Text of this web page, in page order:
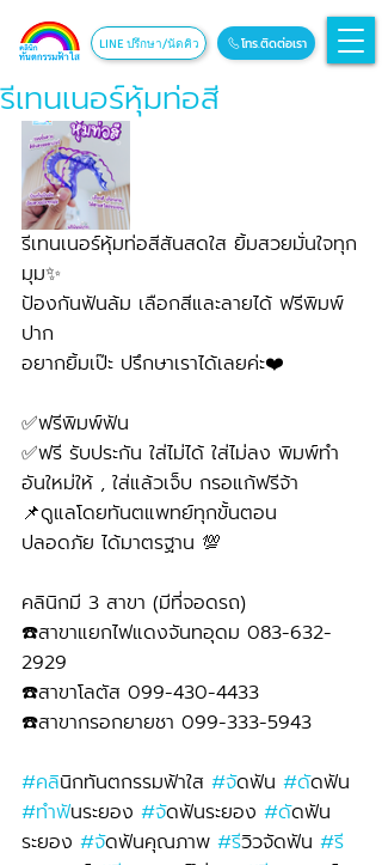
โทร.ติดต่อเรา
LINE ปรึกษา/นัดคิว
รีเทนเนอร์หุ้มท่อสี
รีเทนเนอร์หุ้มท่อสีสันสดใส ยิ้มสวยมั่นใจทุก
มุม✨
ป้องกันฟันล้ม เลือกสีและลายได้ ฟรีพิมพ์
ปาก
อยากยิ้มเป๊ะ ปรึกษาเราได้เลยค่ะ❤️
✅ฟรีพิมพ์ฟัน
✅ฟรี รับประกัน ใส่ไม่ได้ ใส่ไม่ลง พิมพ์ทำ
อันใหม่ให้ , ใส่แล้วเจ็บ กรอแก้ฟรีจ้า
📌ดูแลโดยทันตแพทย์ทุกขั้นตอน
ปลอดภัย ได้มาตรฐาน 💯
คลินิกมี 3 สาขา (มีที่จอดรถ)
☎️สาขาแยกไฟแดงจันทอุดม 083-632-
2929
☎️สาขาโลตัส 099-430-4433
☎️สาขากรอกยายชา 099-333-5943
#คลินิกทันตกรรมฟ้าใส #จัดฟัน #ดัดฟัน
#ทำฟันระยอง #จัดฟันระยอง #ดัดฟัน
ระยอง #จัดฟันคุณภาพ #รีวิวจัดฟัน #ร